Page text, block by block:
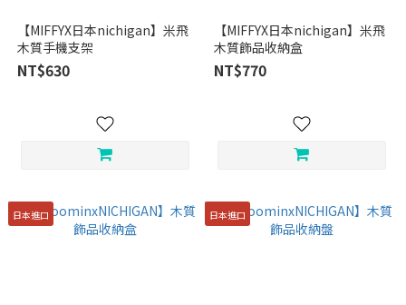
【MIFFYX日本nichigan】米飛
木質手機支架
NT$630
【MIFFYX日本nichigan】米飛
木質飾品收納盒
NT$770
日本進口 日本進口